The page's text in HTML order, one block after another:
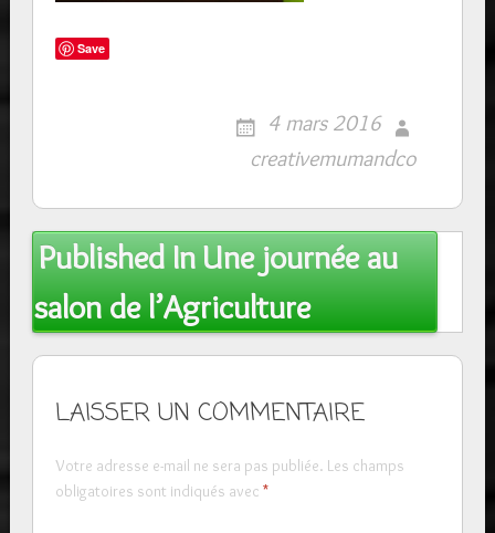
Save
4 mars 2016
creativemumandco
Post
navigation
Published InUne journée au
salon de l’Agriculture
LAISSER UN COMMENTAIRE
Votre adresse e-mail ne sera pas publiée. Les champs
obligatoires sont indiqués avec *